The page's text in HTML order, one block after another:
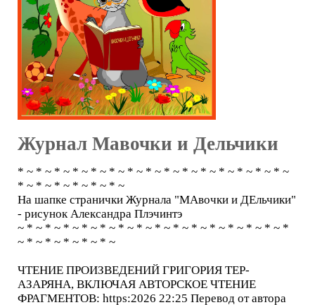
Журнал Мавочки и Дельчики
* ~ * ~ * ~ * ~ * ~ * ~ * ~ * ~ * ~ * ~ * ~ * ~ * ~ * ~ * ~
* ~ * ~ * ~ * ~ * ~ * ~
На шапке странички Журнала "МАвочки и ДЕльчики"
- рисунок Александра Плэчинтэ
~ * ~ * ~ * ~ * ~ * ~ * ~ * ~ * ~ * ~ * ~ * ~ * ~ * ~ * ~ *
~ * ~ * ~ * ~ * ~ * ~
ЧТЕНИЕ ПРОИЗВЕДЕНИЙ ГРИГОРИЯ ТЕР-
АЗАРЯНА, ВКЛЮЧАЯ АВТОРСКОЕ ЧТЕНИЕ
ФРАГМЕНТОВ: https:2026 22:25 Перевод от автора